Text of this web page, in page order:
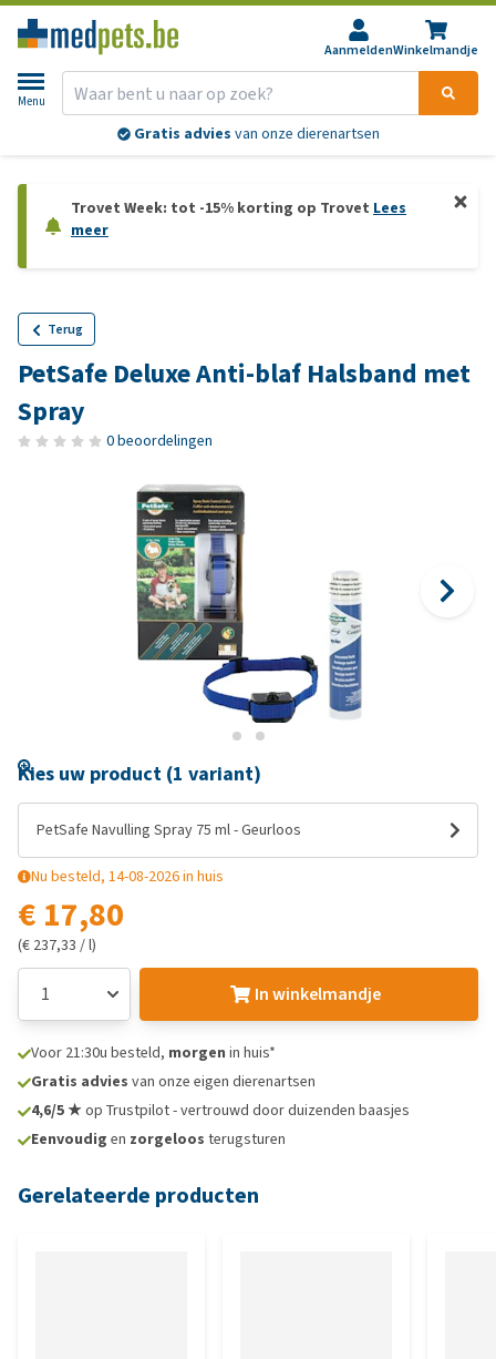
AanmeldenWinkelmandje
Menu
Gratis advies van onze dierenartsen
Trovet Week: tot -15% korting op Trovet Lees
meer
Terug
PetSafe Deluxe Anti-blaf Halsband met
Spray
0 beoordelingen
Kies uw product (1 variant)
PetSafe Navulling Spray 75 ml - Geurloos
Nu besteld, 14-08-2026 in huis
€ 17,80
(€ 237,33 / l)
In winkelmandje
Voor 21:30u besteld, morgen in huis*
Gratis advies van onze eigen dierenartsen
4,6/5 ★op Trustpilot - vertrouwd door duizenden baasjes
Eenvoudig en zorgeloos terugsturen
Gerelateerde producten